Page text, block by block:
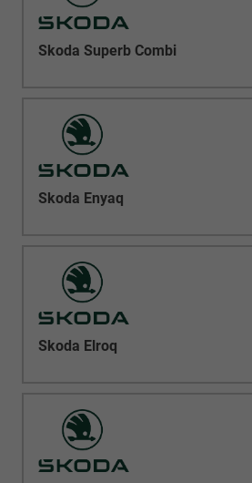
Skoda Superb Combi
Skoda Enyaq
Skoda Elroq